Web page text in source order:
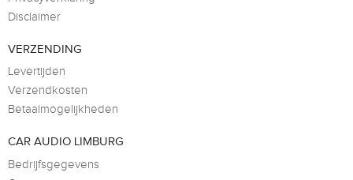
Disclaimer
VERZENDING
Levertijden
Verzendkosten
Betaalmogelijkheden
CAR AUDIO LIMBURG
Bedrijfsgegevens